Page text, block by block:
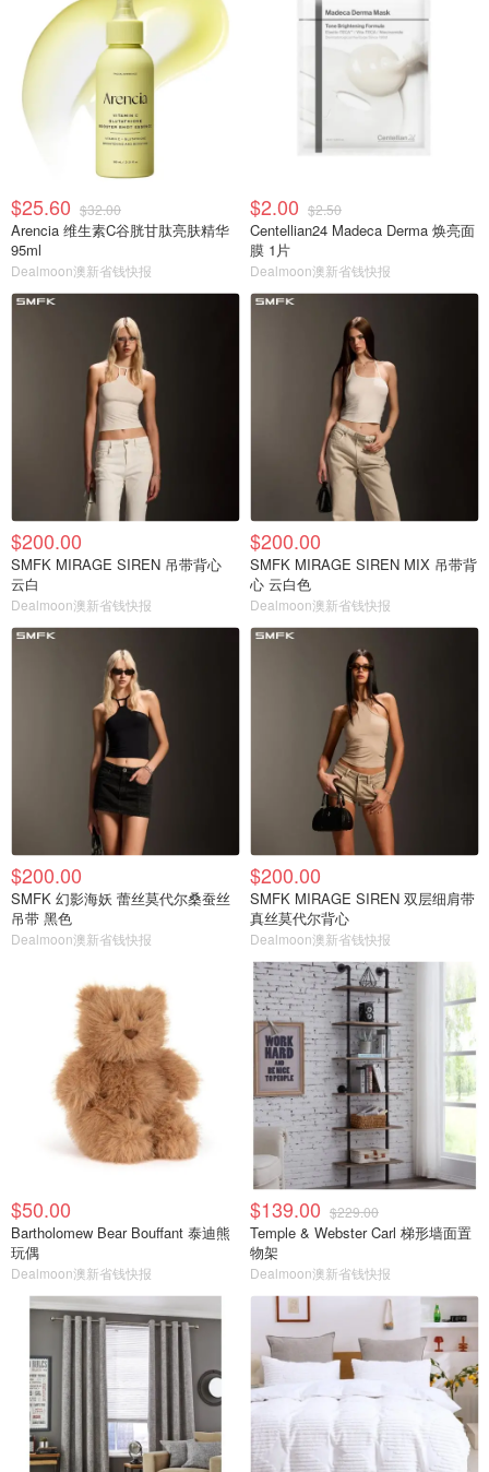
$25.60 $32.00
Arencia 维生素C谷胱甘肽亮肤精华
95ml
Dealmoon澳新省钱快报
$2.00 $2.50
Centellian24 Madeca Derma 焕亮面
膜 1片
Dealmoon澳新省钱快报
$200.00
SMFK MIRAGE SIREN 吊带背心
云白
Dealmoon澳新省钱快报
$200.00
SMFK MIRAGE SIREN MIX 吊带背
心 云白色
Dealmoon澳新省钱快报
$200.00
SMFK 幻影海妖 蕾丝莫代尔桑蚕丝
吊带 黑色
Dealmoon澳新省钱快报
$200.00
SMFK MIRAGE SIREN 双层细肩带
真丝莫代尔背心
Dealmoon澳新省钱快报
$50.00
Bartholomew Bear Bouffant 泰迪熊
玩偶
Dealmoon澳新省钱快报
$139.00 $229.00
Temple & Webster Carl 梯形墙面置
物架
Dealmoon澳新省钱快报